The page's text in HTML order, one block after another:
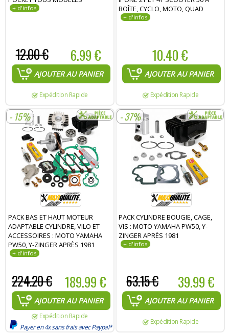
6.99 €
12.00 €
AJOUTER AU PANIER
Expédition Rapide
BOÎTE, CYCLO, MOTO, QUAD
10.40 €
AJOUTER AU PANIER
Expédition Rapide
- 15%
PACK BAS ET HAUT MOTEUR
ADAPTABLE CYLINDRE, VILO ET
ACCESSOIRES : MOTO YAMAHA
PW50, Y-ZINGER APRÈS 1981
189.99 €
224.20 €
AJOUTER AU PANIER
Expédition Rapide
Payer en 4x sans frais avec Paypal*
- 37%
PACK CYLINDRE BOUGIE, CAGE,
VIS : MOTO YAMAHA PW50, Y-
ZINGER APRÈS 1981
39.99 €
63.15 €
AJOUTER AU PANIER
Expédition Rapide